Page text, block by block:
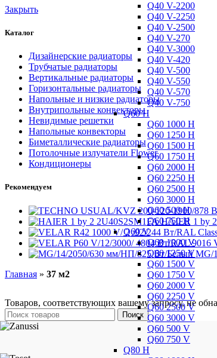
Q40 V-2200
Q40 V-2250
Q40 V-2500
Q40 V-270
Q40 V-3000
Q40 V-420
Q40 V-500
Q40 V-550
Q40 V-570
Q40 V-750
Q60 H
Q60 1000 H
Q60 1250 H
Q60 1500 H
Q60 1750 H
Q60 2000 H
Q60 2250 H
Q60 2500 H
Q60 3000 H
Q60 500 H
Q60 750 H
Q60 V
Q60 1000 V
Q60 1250 V
Q60 1500 V
Q60 1750 V
Q60 2000 V
Q60 2250 V
Q60 2500 V
Q60 3000 V
Q60 500 V
Q60 750 V
Q80 H
Закрыть
Каталог
Дизайнерские радиаторы
Трубчатые радиаторы
Вертикальные радиаторы
Горизонтальные радиаторы
Напольные и низкие радиаторы
Внутрипольные конвекторы
Невидимые решетки
Напольные конвекторы
Биметаллические радиаторы
Потолочные излучатели Flower
Кондиционеры
Рекомендуем
HAIER 1 by
MG/
Главная » 37 м2
Товаров, соответствующих вашему запросу, не
Поиск